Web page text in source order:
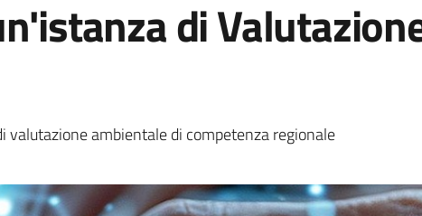
di
valutazione ambientale di competenza regionale